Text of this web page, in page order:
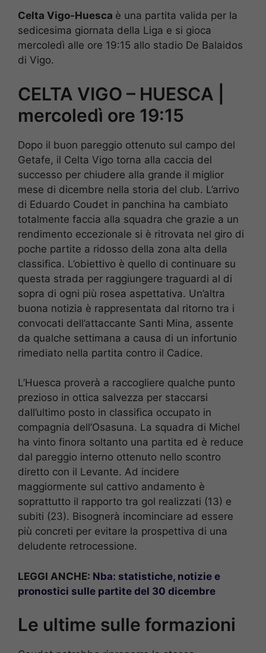
Celta Vigo-Huesca è una partita valida per la
sedicesima giornata della Liga e si gioca
mercoledì alle ore 19:15 allo stadio De Balaidos
di Vigo.
CELTA VIGO – HUESCA |
mercoledì ore 19:15
Dopo il buon pareggio ottenuto sul campo del
Getafe, il Celta Vigo torna alla caccia del
successo per chiudere alla grande il miglior
mese di dicembre nella storia del club. L’arrivo
di Eduardo Coudet in panchina ha cambiato
totalmente faccia alla squadra che grazie a un
rendimento eccezionale si è ritrovata nel giro di
poche partite a ridosso della zona alta della
classifica. L’obiettivo è quello di continuare su
questa strada per raggiungere traguardi al di
sopra di ogni più rosea aspettativa. Un’altra
buona notizia è rappresentata dal ritorno tra i
convocati dell’attaccante Santi Mina, assente
da qualche settimana a causa di un infortunio
rimediato nella partita contro il Cadice.
L’Huesca proverà a raccogliere qualche punto
prezioso in ottica salvezza per staccarsi
dall’ultimo posto in classifica occupato in
compagnia dell’Osasuna. La squadra di Michel
ha vinto finora soltanto una partita ed è reduce
dal pareggio interno ottenuto nello scontro
diretto con il Levante. Ad incidere
maggiormente sul cattivo andamento è
soprattutto il rapporto tra gol realizzati (13) e
subiti (23). Bisognerà incominciare ad essere
più concreti per evitare la prospettiva di una
deludente retrocessione.
LEGGI ANCHE: Nba: statistiche, notizie e
pronostici sulle partite del 30 dicembre
Le ultime sulle formazioni